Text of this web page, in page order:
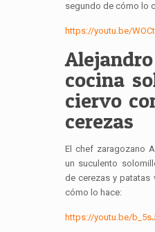
segundo de cómo lo
https://youtu.be/
cocina
ciervo
cerezas
El chef zaragozano
un suculento
de cerezas y patatas
cómo lo hace:
https://youtu.be/